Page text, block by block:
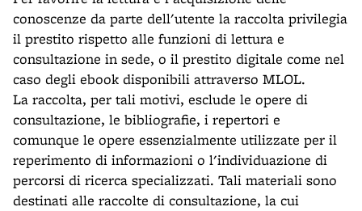
conoscenze da parte dell'utente la raccolta privilegia
il prestito rispetto alle funzioni di lettura e
consultazione in sede, o il prestito digitale come nel
caso degli ebook disponibili attraverso MLOL.
La raccolta, per tali motivi, esclude le opere di
consultazione, le bibliografie, i repertori e
comunque le opere essenzialmente utilizzate per il
reperimento di informazioni o l'individuazione di
percorsi di ricerca specializzati. Tali materiali sono
destinati alle raccolte di consultazione, la cui